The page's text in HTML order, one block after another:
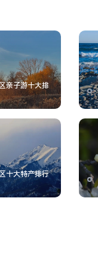
亲子游十大排
十大特产排行